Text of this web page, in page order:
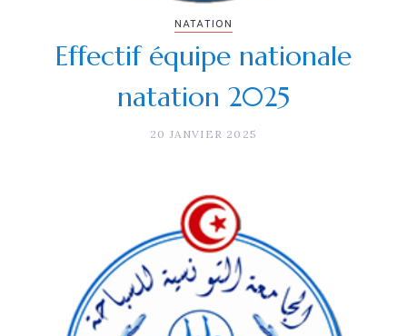
NATATION
Effectif équipe nationale
natation 2025
20 JANVIER 2025